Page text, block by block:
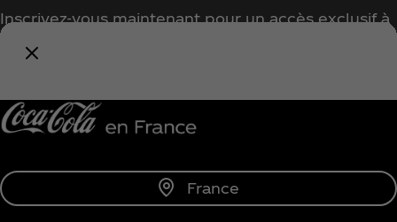
Inscrivez-vous maintenant pour un accès exclusif à
France